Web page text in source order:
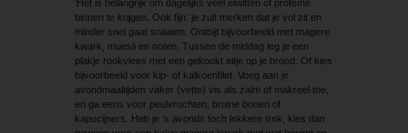
‘Het is belangrijk om dagelijks veel eiwitten of proteïne
binnen te krijgen. Ook fijn: je zult merken dat je vol zit en
minder snel gaat snaaien. Ontbijt bijvoorbeeld met magere
kwark, muesli en noten. Tussen de middag leg je een
plakje rookvlees met een gekookt eitje op je brood. Of kies
bijvoorbeeld voor kip- of kalkoenfilet. Voeg aan je
avondmaaltijden vaker (vette) vis als zalm of makreel toe,
en ga eens voor peulvruchten, bruine bonen of
kapucijners. Heb je ‘s avonds toch lekkere trek, kies dan